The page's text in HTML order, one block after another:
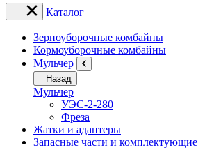
Каталог
Зерноуборочные комбайны
Кормоуборочные комбайны
Мульчер
Назад
Мульчер
УЭС-2-280
Фреза
Жатки и адаптеры
Запасные части и комплектующие